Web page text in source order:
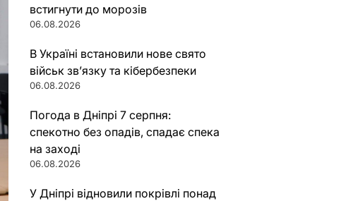
встигнути до морозів
06.08.2026
В Україні встановили нове свято
військ зв’язку та кібербезпеки
06.08.2026
Погода в Дніпрі 7 серпня:
спекотно без опадів, спадає спека
на заході
06.08.2026
У Дніпрі відновили покрівлі понад